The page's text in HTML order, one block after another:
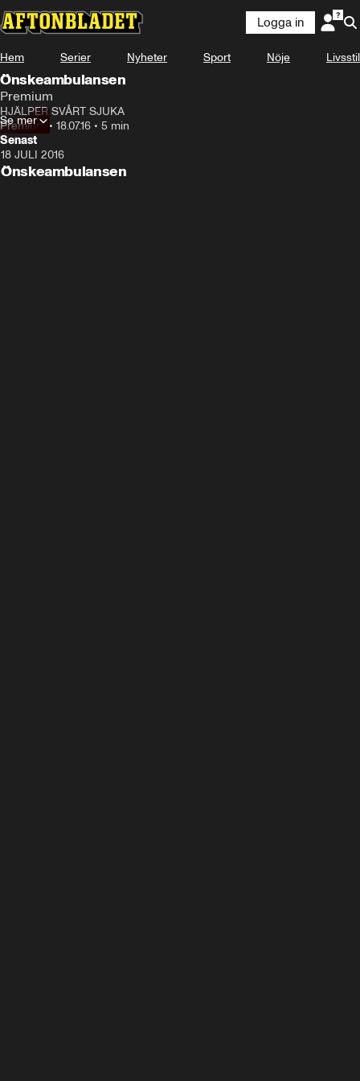
Logga in
Hem Serier Nyheter Sport Nöje Livsstil
Önskeambulansen
Premium
HJÄLPER SVÅRT SJUKA
Premium• 18.07.16 • 5 min
Se mer
Senast
18 JULI 2016
Önskeambulansen